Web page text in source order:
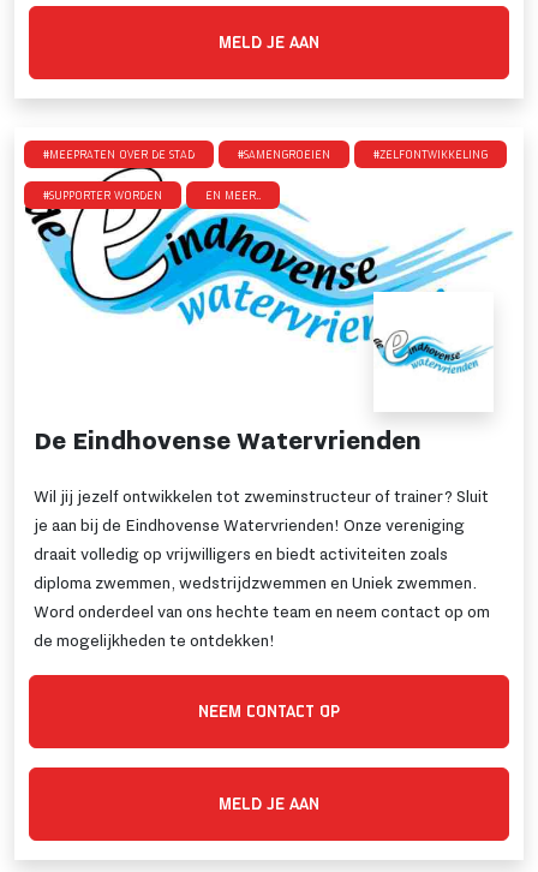
MELD JE AAN
#Meepraten over de stad #SamenGroeien #Zelfontwikkeling
#Supporter Worden en meer..
De Eindhovense Watervrienden
Wil jij jezelf ontwikkelen tot zweminstructeur of trainer? Sluit
je aan bij de Eindhovense Watervrienden! Onze vereniging
draait volledig op vrijwilligers en biedt activiteiten zoals
diploma zwemmen, wedstrijdzwemmen en Uniek zwemmen.
Word onderdeel van ons hechte team en neem contact op om
de mogelijkheden te ontdekken!
NEEM CONTACT OP
MELD JE AAN